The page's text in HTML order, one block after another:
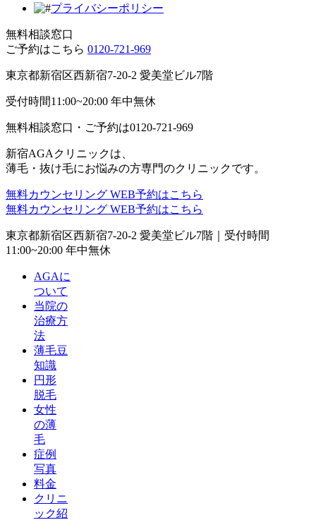
プライバシーポリシー
無料相談窓口
ご予約はこちら 0120-721-969
東京都新宿区西新宿7-20-2 愛美堂ビル7階
受付時間11:00~20:00 年中無休
無料相談窓口・ご予約は0120-721-969
新宿AGAクリニックは、
薄毛・抜け毛にお悩みの方専門のクリニックです。
無料カウンセリング WEB予約はこちら
無料カウンセリング WEB予約はこちら
東京都新宿区西新宿7-20-2 愛美堂ビル7階｜ 受付時間
11:00~20:00 年中無休
AGAに
ついて
当院の
治療方
法
薄毛豆
知識
円形
脱毛
女性
の薄
毛
症例
写真
料金
クリニ
ック紹